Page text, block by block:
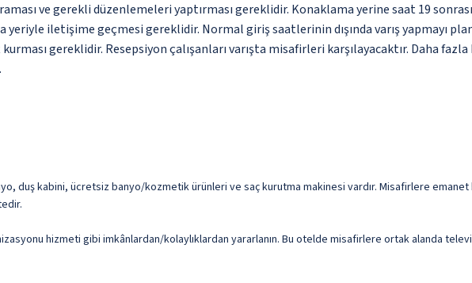
ve gerekli düzenlemeleri yaptırması gereklidir. Konaklama yerine saat 19
iletişime geçmesi gereklidir. Normal giriş saatlerinin dışında varış yapmayı
gereklidir. Resepsiyon çalışanları varışta misafirleri karşılayacaktır. Daha
duş kabini, ücretsiz banyo/kozmetik ürünleri ve saç kurutma makinesi vardır. Misafirlere emanet
hizmeti gibi imkânlardan/kolaylıklardan yararlanın. Bu otelde misafirlere ortak alanda